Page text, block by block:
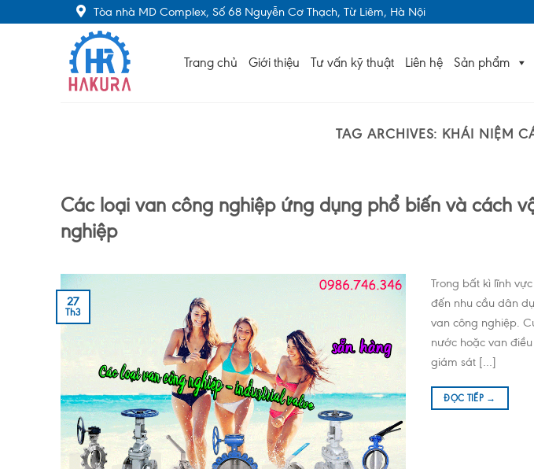
Tòa nhà MD Complex, Số 68 Nguyễn Cơ Thạch, Từ Liêm, Hà Nội
Trang chủ Giới thiệu Sản phẩm
Tư vấn kỹ thuật Liên hệ
TAG ARCHIVES: KHÁI NIỆM
Các loại van công nghiệp ứng dụng phổ biến và cách
nghiệp
27
Th3
Trong bất kì lĩnh
đến nhu cầu dân
van công nghiệp.
nước hoặc van
giám sát […]
ĐỌC TIẾP →